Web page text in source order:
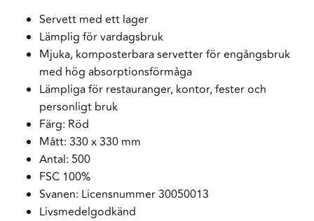
Servett med ett lager
Lämplig för vardagsbruk
Mjuka, komposterbara servetter för engångsbruk
med hög absorptionsförmåga
Lämpliga för restauranger, kontor, fester och
personligt bruk
Färg: Röd
Mått: 330 x 330 mm
Antal: 500
FSC 100%
Svanen: Licensnummer 30050013
Livsmedelgodkänd